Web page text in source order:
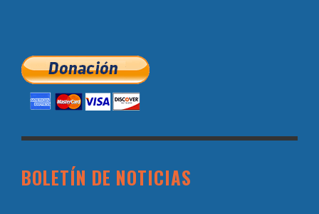
BOLETÍN DE NOTICIAS